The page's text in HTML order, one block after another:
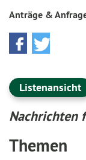
Anträge &
Listenansicht
Nachrichten
Themen